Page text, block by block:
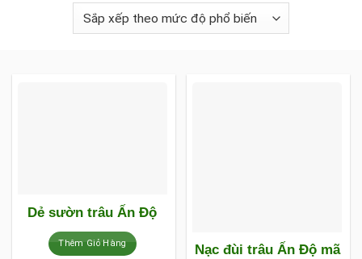
Dẻ sườn trâu Ấn Độ
Thêm Giỏ Hàng
Nạc đùi trâu Ấn Độ mã